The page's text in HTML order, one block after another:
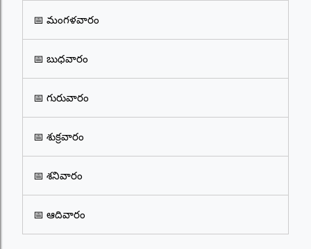
📅 మంగళవారం
📅 బుధవారం
📅 గురువారం
📅 శుక్రవారం
📅 శనివారం
📅 ఆదివారం